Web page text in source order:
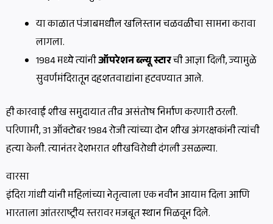
या काळात पंजाबमधील खलिस्तान चळवळीचा सामना करावा
लागला.
1984 मध्ये त्यांनीऑपरेशन ब्ल्यू स्टारची आज्ञा दिली, ज्यामुळे
सुवर्णमंदिरातून दहशतवाद्यांना हटवण्यात आले.
ही कारवाई शीख समुदायात तीव्र असंतोष निर्माण करणारी ठरली.
परिणामी, 31 ऑक्टोबर 1984 रोजी त्यांच्या दोन शीख अंगरक्षकांनी त्यांची
हत्या केली. त्यानंतर देशभरात शीखविरोधी दंगली उसळल्या.
वारसा
इंदिरा गांधी यांनी महिलांच्या नेतृत्वाला एक नवीन आयाम दिला आणि
भारताला आंतरराष्ट्रीय स्तरावर मजबूत स्थान मिळवून दिले.